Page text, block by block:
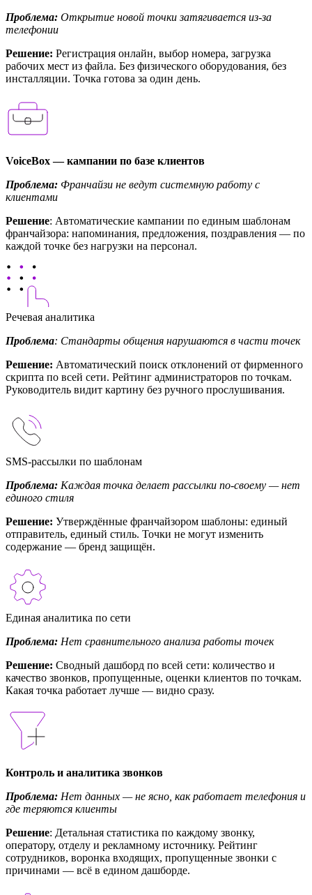
Проблема: Открытие новой точки затягивается из-за
телефонии
Решение: Регистрация онлайн, выбор номера, загрузка
рабочих мест из файла. Без физического оборудования, без
инсталляции. Точка готова за один день.
VoiceBox — кампании по базе клиентов
Проблема: Франчайзи не ведут системную работу с
клиентами
Решение: Автоматические кампании по единым шаблонам
франчайзора: напоминания, предложения, поздравления — по
каждой точке без нагрузки на персонал.
Речевая аналитика
Проблема: Стандарты общения нарушаются в части точек
Решение: Автоматический поиск отклонений от фирменного
скрипта по всей сети. Рейтинг администраторов по точкам.
Руководитель видит картину без ручного прослушивания.
SMS-рассылки по шаблонам
Проблема: Каждая точка делает рассылки по-своему — нет
единого стиля
Решение: Утверждённые франчайзором шаблоны: единый
отправитель, единый стиль. Точки не могут изменить
содержание — бренд защищён.
Единая аналитика по сети
Проблема: Нет сравнительного анализа работы точек
Решение: Сводный дашборд по всей сети: количество и
качество звонков, пропущенные, оценки клиентов по точкам.
Какая точка работает лучше — видно сразу.
Контроль и аналитика звонков
Проблема: Нет данных — не ясно, как работает телефония и
где теряются клиенты
Решение: Детальная статистика по каждому звонку,
оператору, отделу и рекламному источнику. Рейтинг
сотрудников, воронка входящих, пропущенные звонки с
причинами — всё в едином дашборде.